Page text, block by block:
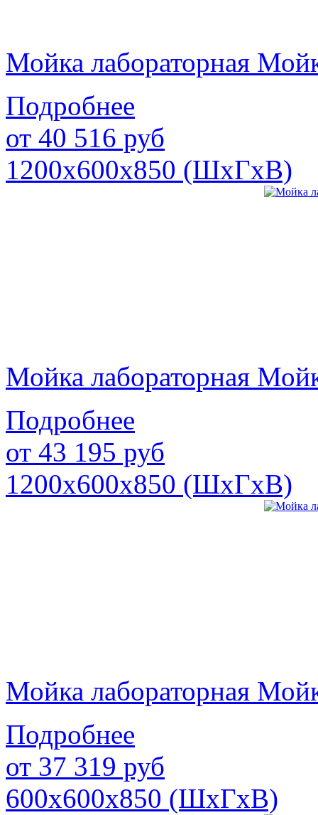
Мойка лабораторная
Подробнее
от 40 516 руб
1200х600х850 (ШхГхВ)
Мойка лабораторная
Подробнее
от 43 195 руб
1200х600х850 (ШхГхВ)
Мойка лабораторная
Подробнее
от 37 319 руб
600х600х850 (ШхГхВ)